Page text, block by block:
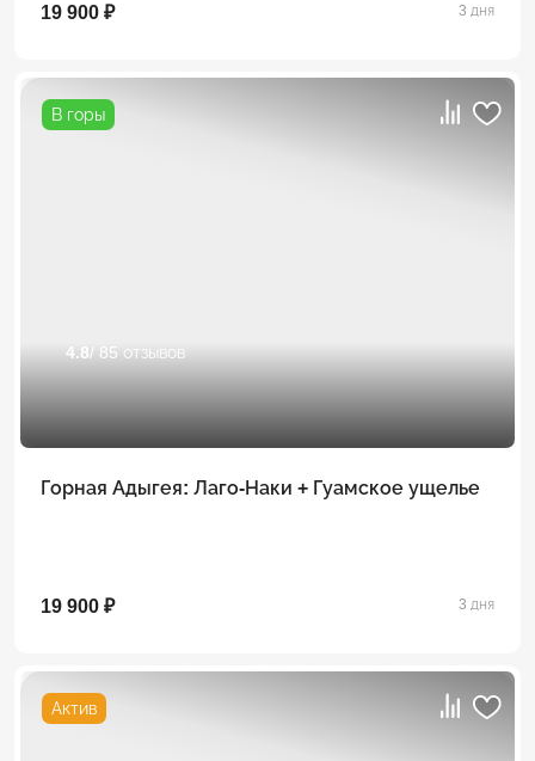
19 900 ₽ 3 дня
В горы
4.8/ 85 отзывов
Горная Адыгея: Лаго-Наки + Гуамское ущелье
19 900 ₽ 3 дня
Актив